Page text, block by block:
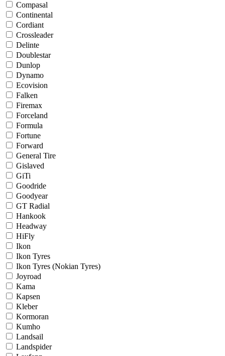
Compasal
Continental
Cordiant
Crossleader
Delinte
Doublestar
Dunlop
Dynamo
Ecovision
Falken
Firemax
Forceland
Formula
Fortune
Forward
General Tire
Gislaved
GiTi
Goodride
Goodyear
GT Radial
Hankook
Headway
HiFly
Ikon
Ikon Tyres
Ikon Tyres (Nokian Tyres)
Joyroad
Kama
Kapsen
Kleber
Kormoran
Kumho
Landsail
Landspider